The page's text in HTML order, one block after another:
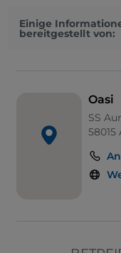
Einige
bereitgestellt von:
Oasi
SS
58015